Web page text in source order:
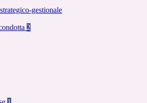
gestionale
2